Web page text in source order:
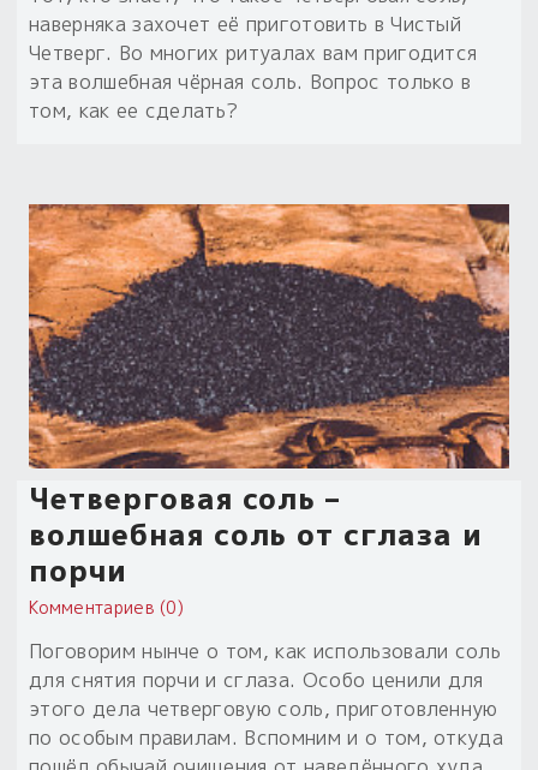
Пыльный сундучок
большое обновление
Товары со скидкой
Товары недели
Безоплатная доставка
на заказ от 4 тыс. руб. со скидкой
Оберег в подарок
к заказу от 3 тыс. руб.
наверняка захочет её приготовить в Чистый
Четверг. Во многих ритуалах вам пригодится
эта волшебная чёрная соль. Вопрос только в
том, как ее сделать?
Четверговая соль –
волшебная соль от сглаза и
порчи
Комментариев (0)
Поговорим нынче о том, как использовали соль
для снятия порчи и сглаза. Особо ценили для
этого дела четверговую соль, приготовленную
по особым правилам. Вспомним и о том, откуда